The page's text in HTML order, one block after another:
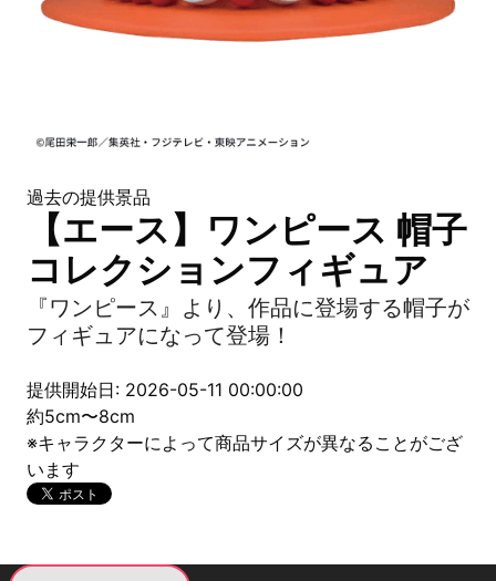
過去の提供景品
【エース】ワンピース 帽子
コレクションフィギュア
『ワンピース』より、作品に登場する帽子が
フィギュアになって登場！
提供開始日: 2026-05-11 00:00:00
約5cm〜8cm
※キャラクターによって商品サイズが異なることがござ
います